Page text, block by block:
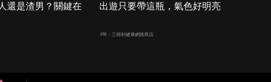
還是渣男？關鍵在
出遊只要帶這瓶，氣色好明亮
PR・三得利健康網路商店